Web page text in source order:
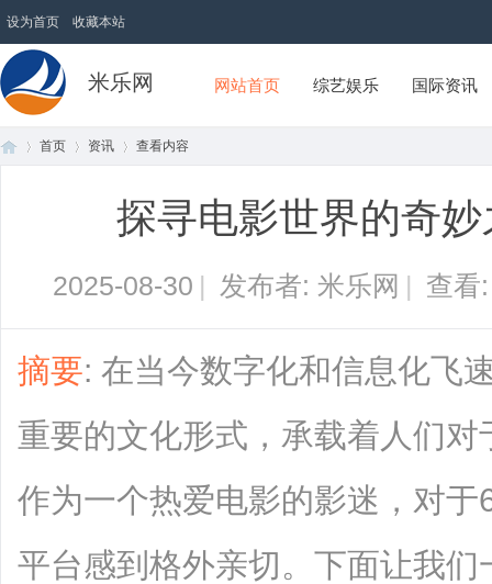
设为首页 收藏本站
米乐网 网站首页 综艺娱乐 国际资讯
首页 资讯 查看内容
探寻电影世界的奇
2025-08-30 | 发布者: 米乐网 | 查
摘要: 在当今数字化和信息化飞
重要的文化形式，承载着人们
作为一个热爱电影的影迷，对
平台感到格外亲切。下面让我